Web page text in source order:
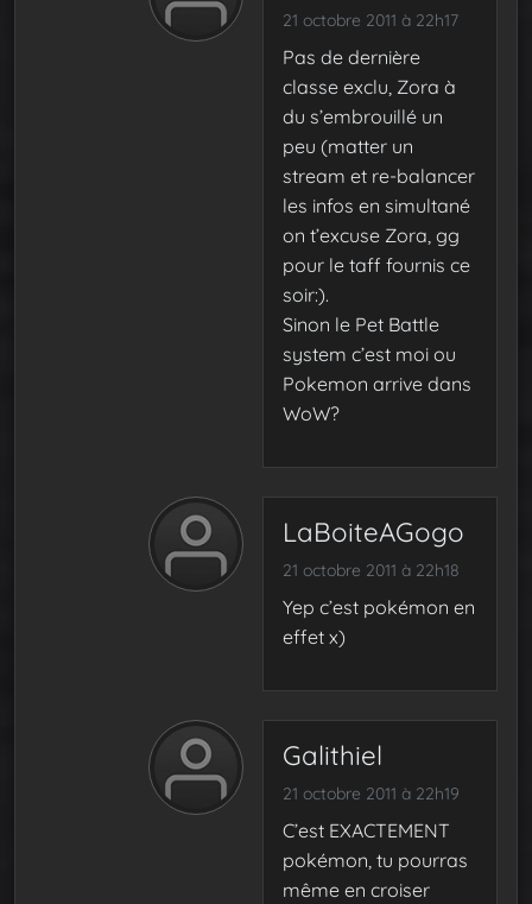
21 octobre 2011 à 22h17
Pas de dernière
classe exclu, Zora à
du s’embrouillé un
peu (matter un
stream et re-balancer
les infos en simultané
on t’excuse Zora, gg
pour le taff fournis ce
soir:).
Sinon le Pet Battle
system c’est moi ou
Pokemon arrive dans
WoW?
LaBoiteAGogo
21 octobre 2011 à 22h18
Yep c’est pokémon en
effet x)
Galithiel
21 octobre 2011 à 22h19
C’est EXACTEMENT
pokémon, tu pourras
même en croiser